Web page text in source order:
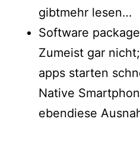
gibtmehr lesen…
Software
Zumeist gar
apps starten
Native
ebendiese